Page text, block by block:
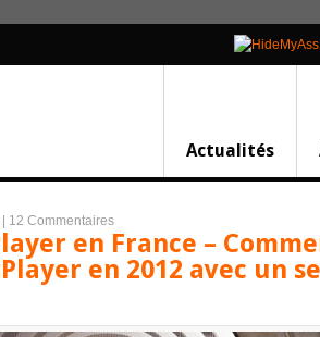
Actualités
12 Commentaires
en France –
en 2012 avec un